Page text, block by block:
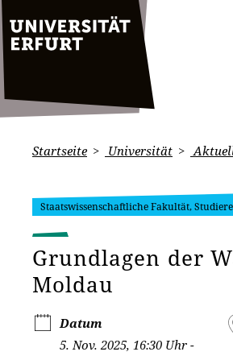
Startseite Universität
Staatswissenschaftliche Fakultät,
Grundlagen der
Moldau
Datum
5. Nov. 2025, 16:30 Uhr -